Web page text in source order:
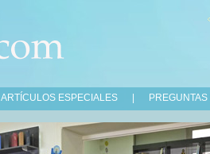
ARTÍCULOS ESPECIALES